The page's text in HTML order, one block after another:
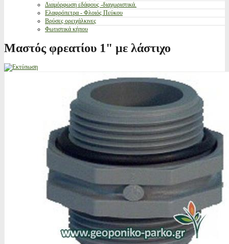
Διαμόρφωση εδάφους -διαχωριστικά.
Ελαφρόπετρα - Φλοιός Πεύκου
Βρύσες ορειχάλκινες
Φωτιστικά κήπου
Μαστός φρεατίου 1" με λάστιχο